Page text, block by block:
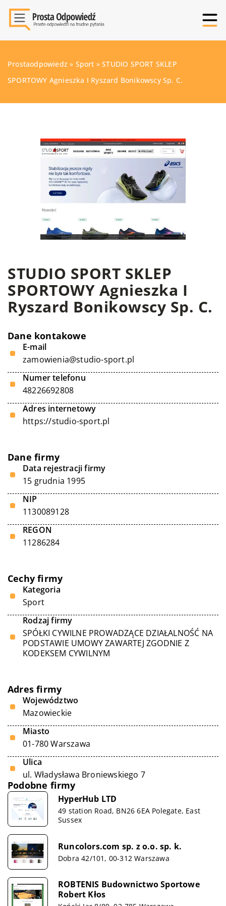
Prostaodpowiedz » Sport »STUDIO SPORT SKLEP
SPORTOWY Agnieszka I Ryszard Bonikowscy Sp. C.
STUDIO SPORT SKLEP
SPORTOWY Agnieszka I
Ryszard Bonikowscy Sp. C.
Dane kontakowe
E-mail
zamowienia@studio-sport.pl
Numer telefonu
48226692808
Adres internetowy
https://studio-sport.pl
Dane firmy
Data rejestracji firmy
15 grudnia 1995
NIP
1130089128
REGON
11286284
Cechy firmy
Kategoria
Sport
Rodzaj firmy
SPÓŁKI CYWILNE PROWADZĄCE DZIAŁALNOŚĆ NA
PODSTAWIE UMOWY ZAWARTEJ ZGODNIE Z
KODEKSEM CYWILNYM
Adres firmy
Województwo
Mazowieckie
Miasto
01-780 Warszawa
Ulica
ul. Władysława Broniewskiego 7
Podobne firmy
HyperHub LTD
49 station Road, BN26 6EA Polegate, East
Sussex
Runcolors.com sp. z o.o. sp. k.
Dobra 42/101, 00-312 Warszawa
ROBTENIS Budownictwo Sportowe
Robert Kłos